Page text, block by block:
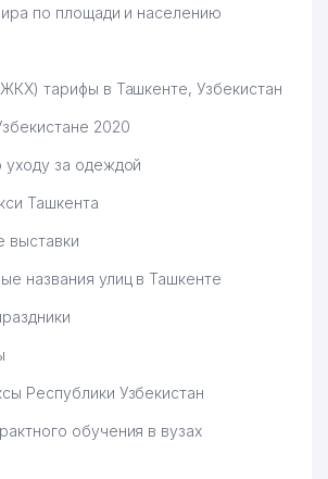
по площади и населению
тарифы в Ташкенте, Узбекистан
2020
уходу за одеждой
Ташкента
выставки
названия улиц в Ташкенте
Республики Узбекистан
обучения в вузах